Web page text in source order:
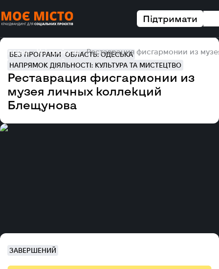
Підтримати
Головна Усі проєкти Реставрация фисгармонии из
БЕЗ ПРОГРАМИ ОБЛАСТЬ: ОДЕСЬКА
НАПРЯМОК ДІЯЛЬНОСТІ: КУЛЬТУРА ТА МИСТЕЦТВО
Реставрация фисгармонии из
музея личных коллекций
Блещунова
ЗАВЕРШЕНИЙ